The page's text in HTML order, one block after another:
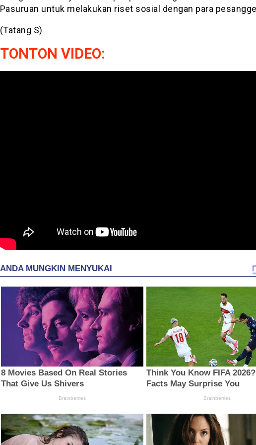
Pasuruan untuk melakukan riset sosial dengan para
(Tatang S)
TONTON VIDEO: